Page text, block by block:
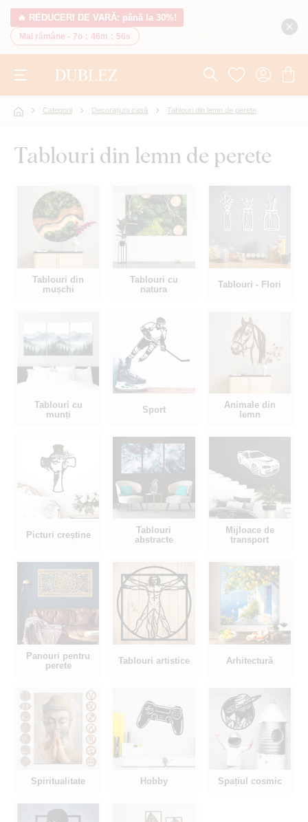
🔥 REDUCERI DE VARĂ: până la 30%!
Mai rămâne - 7o : 46m : 55s
Categorii Decorațiuni casă Tablouri din lemn de perete
Tablouri din lemn de perete
Tablouri din
mușchi
Tablouri cu
natura
Tablouri - Flori
Tablouri cu
munți
Sport
Animale din
lemn
Picturi creștine
Tablouri
abstracte
Mijloace de
transport
Panouri pentru
perete
Tablouri artistice Arhitectură
Spiritualitate Hobby Spațiul cosmic